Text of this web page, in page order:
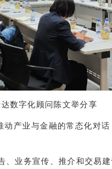
数字化顾问陈文举分享
业与金融的常态化对话
业务宣传、推介和交易